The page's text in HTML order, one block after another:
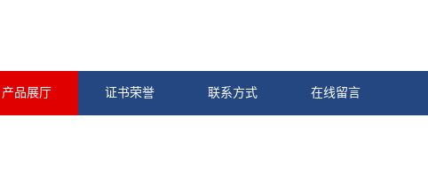
产品展厅 证书荣誉 联系方式 在线留言